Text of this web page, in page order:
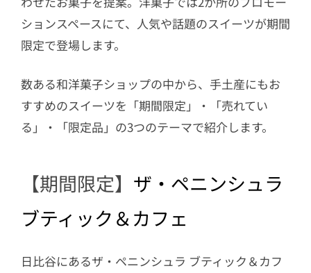
4.1〈クラブハリエ〉バームクーヘン
mini日本橋限定パッケージ
ール 宇治抹茶
4.3 〈小布施堂〉ライオン栗あん最中
ションスペースにて、人気や話題のスイーツが期間
限定で登場します。
数ある和洋菓子ショップの中から、手土産にもお
すすめのスイーツを「期間限定」・「売れてい
る」・「限定品」の3つのテーマで紹介します。
【期間限定】 ザ・ペニンシュラ
ブティック＆カフェ
日比谷にあるザ・ペニンシュラ ブティック＆カフ